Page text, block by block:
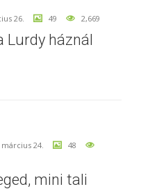
26. 49 2,669
Lurdy háznál
március 24.
48
mini tali